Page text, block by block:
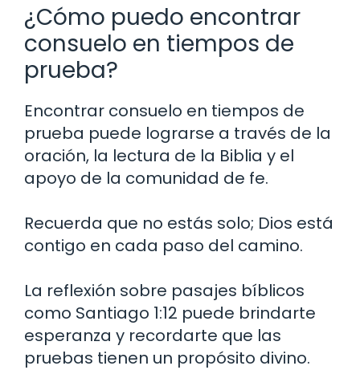
¿Cómo puedo encontrar
consuelo en tiempos de
prueba?
Encontrar consuelo en tiempos de
prueba puede lograrse a través de la
oración, la lectura de la Biblia y el
apoyo de la comunidad de fe.
Recuerda que no estás solo; Dios está
contigo en cada paso del camino.
La reflexión sobre pasajes bíblicos
como Santiago 1:12 puede brindarte
esperanza y recordarte que las
pruebas tienen un propósito divino.